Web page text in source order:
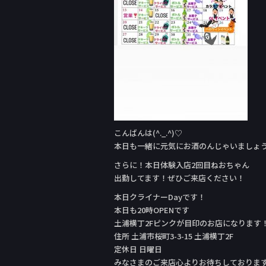
こんばんは(^._.^)♡
本日も一緒に元気にお酒のんじゃいましょ
さらに！本日体験入店2回目ねおちゃん
出勤してます！ぜひご来店ください！
本日クライナーDay‬です！
本日も20時OPENです
土浦横丁2Fピンクが目印のお店になります！
住所 土浦市桜町3-3-15 土浦横丁2F
定休日 日曜日
みなさまのご来店心よりお待ちしておりま